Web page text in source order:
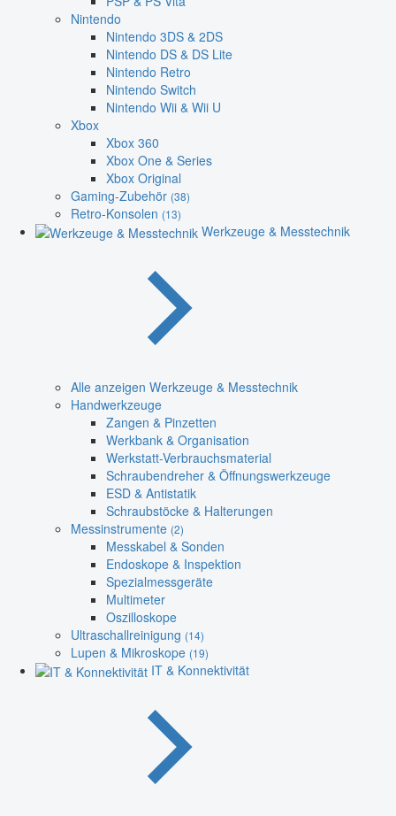
Nintendo
Nintendo 3DS & 2DS
Nintendo DS & DS Lite
Nintendo Retro
Nintendo Switch
Nintendo Wii & Wii U
Xbox
Xbox 360
Xbox One & Series
Xbox Original
Gaming-Zubehör (38)
Retro-Konsolen (13)
Werkzeuge & Messtechnik
Alle anzeigen Werkzeuge & Messtechnik
Handwerkzeuge
Zangen & Pinzetten
Werkbank & Organisation
Werkstatt-Verbrauchsmaterial
Schraubendreher & Öffnungswerkzeuge
ESD & Antistatik
Schraubstöcke & Halterungen
Messinstrumente (2)
Messkabel & Sonden
Endoskope & Inspektion
Spezialmessgeräte
Multimeter
Oszilloskope
Ultraschallreinigung (14)
Lupen & Mikroskope (19)
IT & Konnektivität